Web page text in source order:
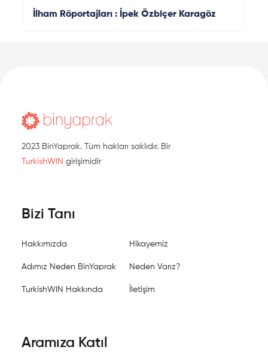
İlham Röportajları : İpek Özbiçer Karagöz
2023 BinYaprak. Tüm hakları saklıdır. Bir
TurkishWIN girişimidir
Bizi Tanı
Hakkımızda Hikayemiz
Adımız Neden BinYaprak Neden Varız?
TurkishWIN Hakkında İletişim
Aramıza Katıl